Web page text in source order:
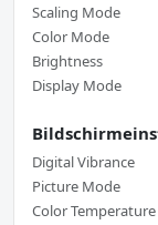
Scaling Mode
Color Mode
Brightness
Display Mode
Digital Vibrance
Picture Mode
Color Temperature